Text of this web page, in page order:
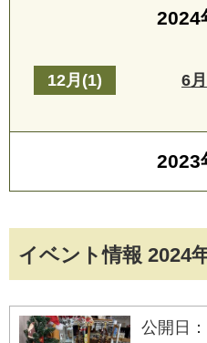
イベント情報 2024
公開日
2024
12月(1) 6
2023